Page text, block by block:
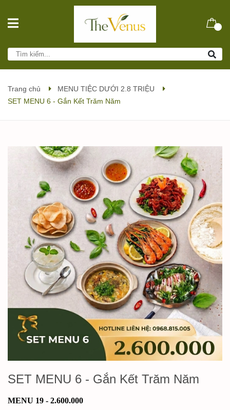
Trang chủ
MENU TIỆC DƯỚI 2.8 TRIỆU
SET MENU 6 - Gắn Kết Trăm Năm
SET MENU 6 - Gắn Kết Trăm Năm
MENU 19 - 2.600.000